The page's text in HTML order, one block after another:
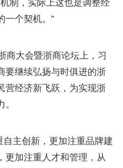
制，实际上这也是调整经
一个契机。”
商大会暨浙商论坛上，习
要继续弘扬与时俱进的浙
营经济新飞跃，为实现浙
主创新，更加注重品牌建
更加注重人才和管理，从